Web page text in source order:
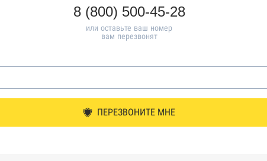
8 (800) 500-45-28
или оставьте ваш номер
вам перезвонят
ПЕРЕЗВОНИТЕ МНЕ